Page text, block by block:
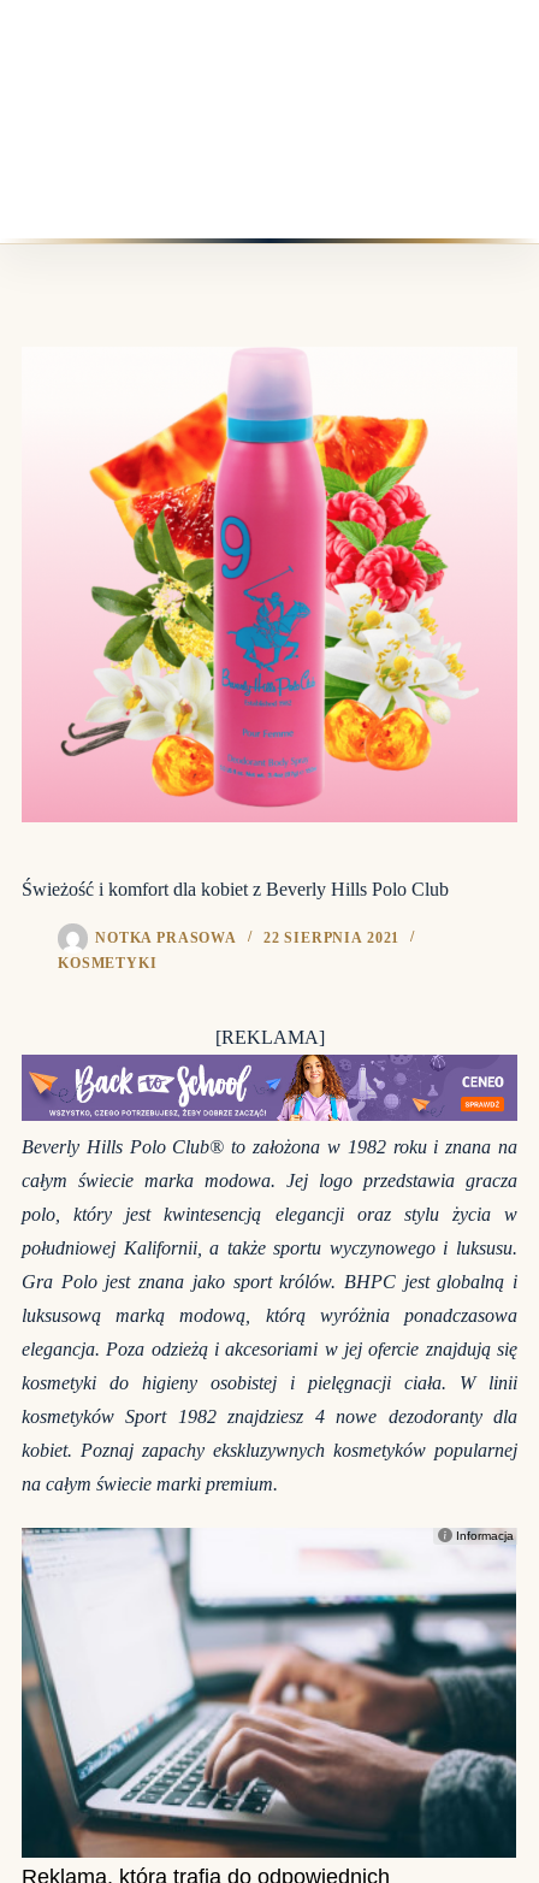
Świeżość i komfort dla kobiet z Beverly Hills Polo Club
NOTKA PRASOWA
22 SIERPNIA 2021
KOSMETYKI
[REKLAMA]
Beverly Hills Polo Club® to założona w 1982 roku i znana na
całym świecie marka modowa. Jej logo przedstawia gracza
polo, który jest kwintesencją elegancji oraz stylu życia w
południowej Kalifornii, a także sportu wyczynowego i luksusu.
Gra Polo jest znana jako sport królów. BHPC jest globalną i
luksusową marką modową, którą wyróżnia ponadczasowa
elegancja. Poza odzieżą i akcesoriami w jej ofercie znajdują się
kosmetyki do higieny osobistej i pielęgnacji ciała. W linii
kosmetyków Sport 1982 znajdziesz 4 nowe dezodoranty dla
kobiet. Poznaj zapachy ekskluzywnych kosmetyków popularnej
na całym świecie marki premium.